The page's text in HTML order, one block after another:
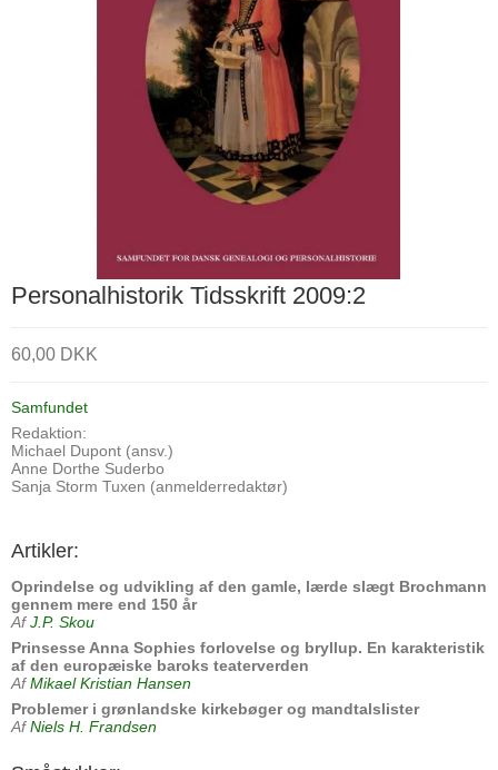
Personalhistorik Tidsskrift 2009:2
60,00 DKK
Samfundet
Redaktion:
Michael Dupont (ansv.)
Anne Dorthe Suderbo
Sanja Storm Tuxen (anmelderredaktør)
Artikler:
Oprindelse og udvikling af den gamle, lærde slægt Brochmann
gennem mere end 150 år
AfJ.P. Skou
Prinsesse Anna Sophies forlovelse og bryllup. En karakteristik
af den europæiske baroks teaterverden
AfMikael Kristian Hansen
Problemer i grønlandske kirkebøger og mandtalslister
AfNiels H. Frandsen